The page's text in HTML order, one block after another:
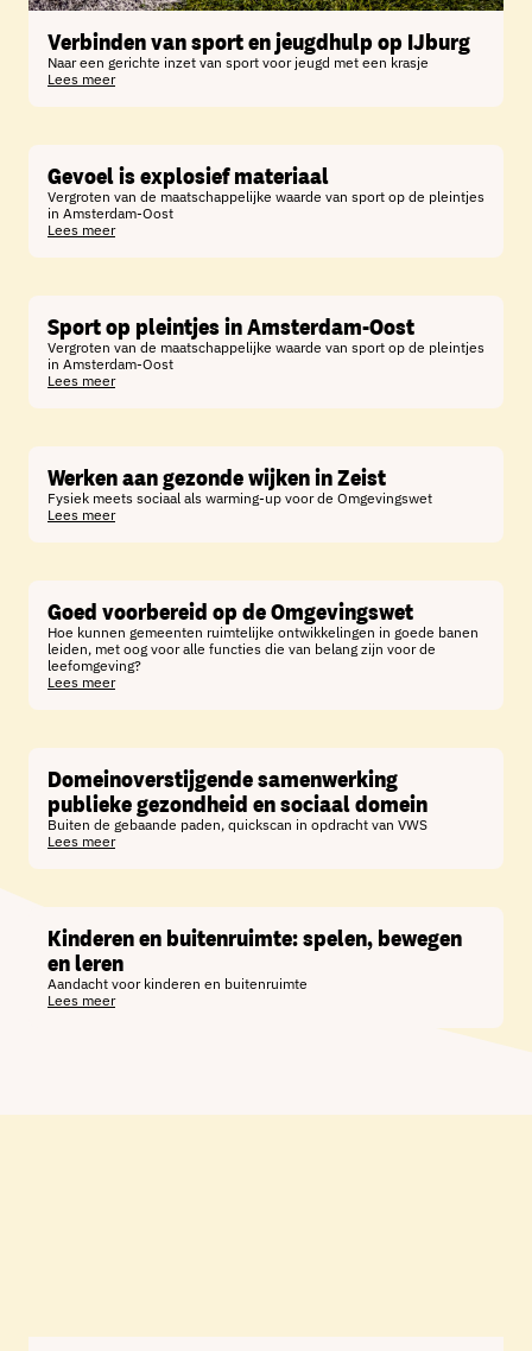
Verbinden van sport en jeugdhulp op IJburg
Naar een gerichte inzet van sport voor jeugd met een krasje
Lees meer
Gevoel is explosief materiaal
Vergroten van de maatschappelijke waarde van sport op de pleintjes
in Amsterdam-Oost
Lees meer
Sport op pleintjes in Amsterdam-Oost
Vergroten van de maatschappelijke waarde van sport op de pleintjes
in Amsterdam-Oost
Lees meer
Werken aan gezonde wijken in Zeist
Fysiek meets sociaal als warming-up voor de Omgevingswet
Lees meer
Goed voorbereid op de Omgevingswet
Hoe kunnen gemeenten ruimtelijke ontwikkelingen in goede banen
leiden, met oog voor alle functies die van belang zijn voor de
leefomgeving?
Lees meer
Domeinoverstijgende samenwerking
publieke gezondheid en sociaal domein
Buiten de gebaande paden, quickscan in opdracht van VWS
Lees meer
Kinderen en buitenruimte: spelen, bewegen
en leren
Aandacht voor kinderen en buitenruimte
Lees meer